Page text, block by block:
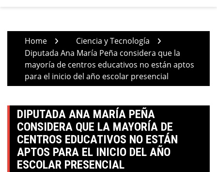
Home
Ciencia y Tecnología
Diputada Ana María Peña considera que la
mayoría de centros educativos no están aptos
para el inicio del año escolar presencial
DIPUTADA ANA MARÍA PEÑA
CONSIDERA QUE LA MAYORÍA DE
CENTROS EDUCATIVOS NO ESTÁN
APTOS PARA EL INICIO DEL AÑO
ESCOLAR PRESENCIAL